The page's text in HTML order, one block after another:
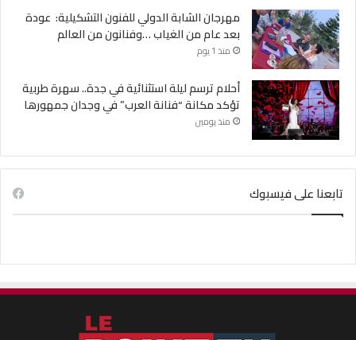
مهرجان الشابة الدولي للفنون التشكيلية: عودة
بعد عام من الغياب …وفنانون من العالم
منذ 1 يوم
أحلام ترسم ليلة استثنائية في جدة.. سهرة طربية
تؤكد مكانة “فنانة العرب” في وجدان جمهورها
منذ يومين
تابعنا على فيسبوك